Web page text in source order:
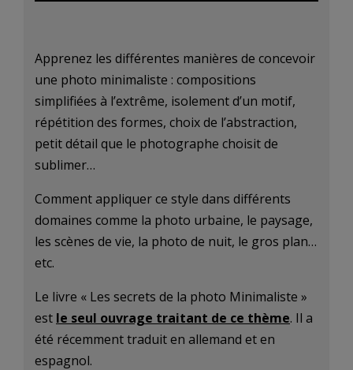
Apprenez les différentes manières de concevoir
une photo minimaliste : compositions
simplifiées à l’extrême, isolement d’un motif,
répétition des formes, choix de l’abstraction,
petit détail que le photographe choisit de
sublimer…
Comment appliquer ce style dans différents
domaines comme la photo urbaine, le paysage,
les scènes de vie, la photo de nuit, le gros plan…
etc.
Le livre « Les secrets de la photo Minimaliste »
est le seul ouvrage traitant de ce thème. Il a
été récemment traduit en allemand et en
espagnol.